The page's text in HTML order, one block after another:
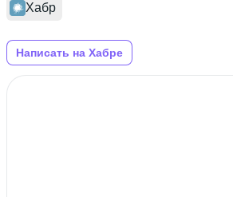
Хабр
Написать на Хабре